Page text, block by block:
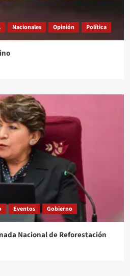
Nacionales Opinión Política
Eventos Gobierno
Nacional de Reforestación